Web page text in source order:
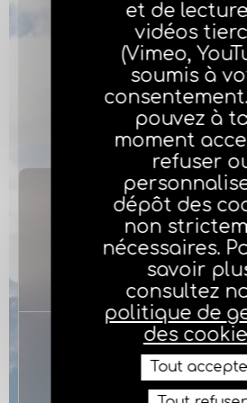
12
agents généraux
8 %
et de
vidéos
(Vimeo,
soumis à
pouvez à
moment
refuser
dépôt des
non
nécessaires.
savoir
consultez
politique de
des
Tout